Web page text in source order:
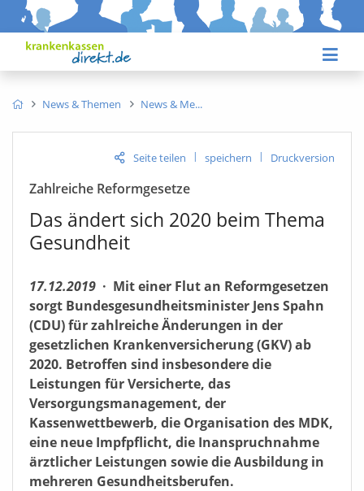
News & Themen News & Me
Seite teilen | speichern | Druckversion
Zahlreiche Reformgesetze
Das ändert sich 2020 beim Thema
Gesundheit
17.12.2019 · Mit einer Flut an Reformgesetzen
sorgt Bundesgesundheitsminister Jens Spahn
(CDU) für zahlreiche Änderungen in der
gesetzlichen Krankenversicherung (GKV) ab
2020. Betroffen sind insbesondere die
Leistungen für Versicherte, das
Versorgungsmanagement, der
Kassenwettbewerb, die Organisation des MDK,
eine neue Impfpflicht, die Inanspruchnahme
ärztlicher Leistungen sowie die Ausbildung in
mehreren Gesundheitsberufen.